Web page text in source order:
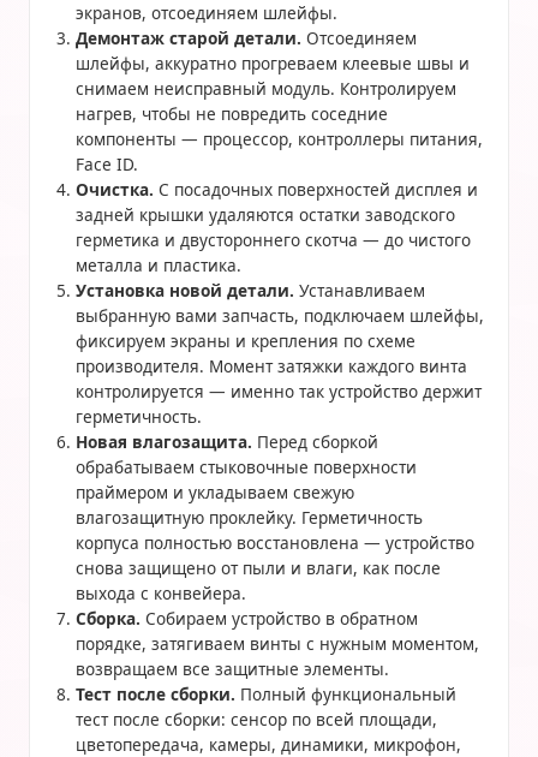
экранов, отсоединяем шлейфы.
Демонтаж старой детали. Отсоединяем
шлейфы, аккуратно прогреваем клеевые швы и
снимаем неисправный модуль. Контролируем
нагрев, чтобы не повредить соседние
компоненты — процессор, контроллеры питания,
Face ID.
Очистка. С посадочных поверхностей дисплея и
задней крышки удаляются остатки заводского
герметика и двустороннего скотча — до чистого
металла и пластика.
Установка новой детали. Устанавливаем
выбранную вами запчасть, подключаем шлейфы,
фиксируем экраны и крепления по схеме
производителя. Момент затяжки каждого винта
контролируется — именно так устройство держит
герметичность.
Новая влагозащита. Перед сборкой
обрабатываем стыковочные поверхности
праймером и укладываем свежую
влагозащитную проклейку. Герметичность
корпуса полностью восстановлена — устройство
снова защищено от пыли и влаги, как после
выхода с конвейера.
Сборка. Собираем устройство в обратном
порядке, затягиваем винты с нужным моментом,
возвращаем все защитные элементы.
Тест после сборки. Полный функциональный
тест после сборки: сенсор по всей площади,
цветопередача, камеры, динамики, микрофон,